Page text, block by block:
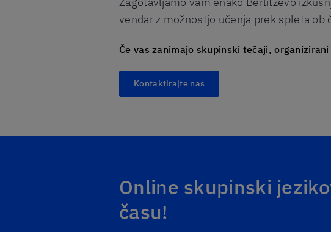
vendar z možnostjo učenja prek spleta ob
Če vas zanimajo skupinski tečaji,
Kontaktirajte nas
Online skupinski
času!